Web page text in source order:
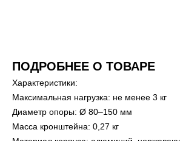
ПОДРОБНЕЕ О ТОВАРЕ
Характеристики:
Максимальная нагрузка: не менее 3 кг
Диаметр опоры: Ø 80–150 мм
Масса кронштейна: 0,27 кг